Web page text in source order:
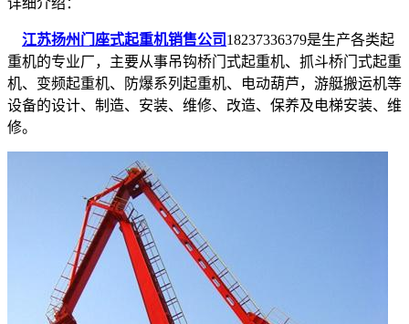
详细介绍：
江苏扬州门座式起重机销售公司 18237336379是生产各类起
重机的专业厂，主要从事吊钩桥门式起重机、抓斗桥门式起重
机、变频起重机、防爆系列起重机、电动葫芦，游艇搬运机等
设备的设计、制造、安装、维修、改造、保养及电梯安装、维
修。